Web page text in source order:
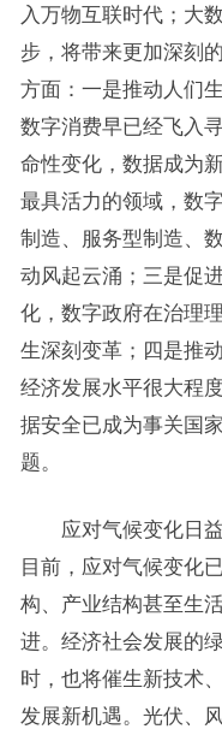
入万物互联时代；大
步，将带来更加深刻
方面：一是推动人们
数字消费早已经飞入
命性变化，数据成为
最具活力的领域，数
制造、服务型制造、
动风起云涌；三是促
化，数字政府在治理
生深刻变革；四是推
经济发展水平很大程
据安全已成为事关国
题。
应对气候变化日益
目前，应对气候变化
构、产业结构甚至生
进。经济社会发展的
时，也将催生新技术
发展新机遇。光伏、